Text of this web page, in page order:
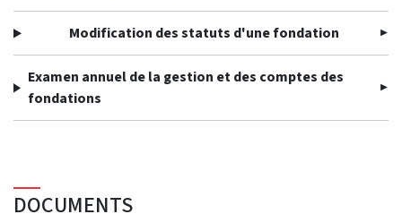
Modification des statuts d'une fondation
Examen annuel de la gestion et des comptes des
fondations
DOCUMENTS